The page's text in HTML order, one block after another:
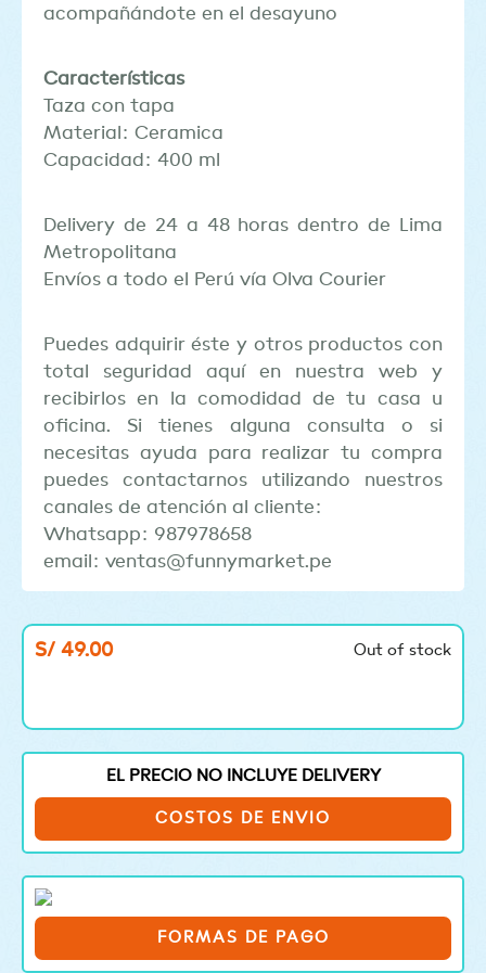
acompañándote en el desayuno
Características
Taza con tapa
Material: Ceramica
Capacidad: 400 ml
Delivery de 24 a 48 horas dentro de Lima
Metropolitana
Envíos a todo el Perú vía Olva Courier
Puedes adquirir éste y otros productos con
total seguridad aquí en nuestra web y
recibirlos en la comodidad de tu casa u
oficina. Si tienes alguna consulta o si
necesitas ayuda para realizar tu compra
puedes contactarnos utilizando nuestros
canales de atención al cliente:
Whatsapp: 987978658
email: ventas@funnymarket.pe
S/ 49.00 Out of stock
EL PRECIO NO INCLUYE DELIVERY
COSTOS DE ENVIO
FORMAS DE PAGO